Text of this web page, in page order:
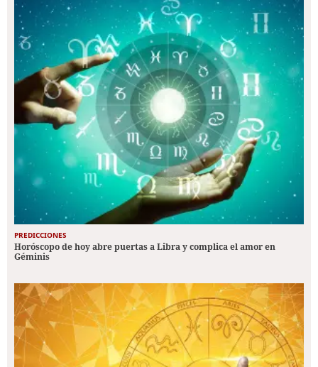
PREDICCIONES
Horóscopo de hoy abre puertas a Libra y complica el amor en
Géminis